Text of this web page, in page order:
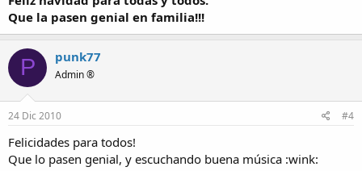
Que la pasen genial en familia!!!
P punk77
Admin ®
24 Dic 2010 #4
Felicidades para todos!
Que lo pasen genial, y escuchando buena música :wink: